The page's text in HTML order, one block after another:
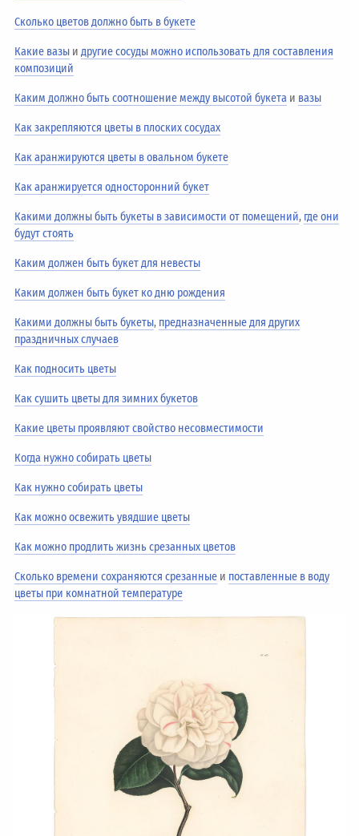
Сколько цветов должно быть в букете
Какие вазы идругие сосуды можно использовать для составления
композиций
Каким должно быть соотношение между высотой букета и вазы
Как закрепляются цветы в плоских сосудах
Как аранжируются цветы в овальном букете
Как аранжируется односторонний букет
Какими должны быть букеты в зависимости от помещений, где они
будут стоять
Каким должен быть букет для невесты
Каким должен быть букет ко дню рождения
Какими должны быть букеты, предназначенные для других
праздничных случаев
Как подносить цветы
Как сушить цветы для зимних букетов
Какие цветы проявляют свойство несовместимости
Когда нужно собирать цветы
Как нужно собирать цветы
Как можно освежить увядшие цветы
Как можно продлить жизнь срезанных цветов
Сколько времени сохраняются срезанные и поставленные в воду
цветы при комнатной температуре